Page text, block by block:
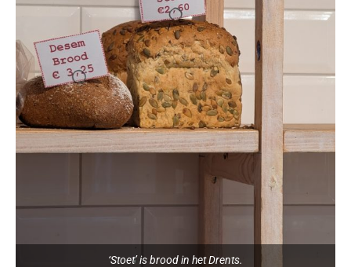
‘Stoet’ is brood in het Drents.